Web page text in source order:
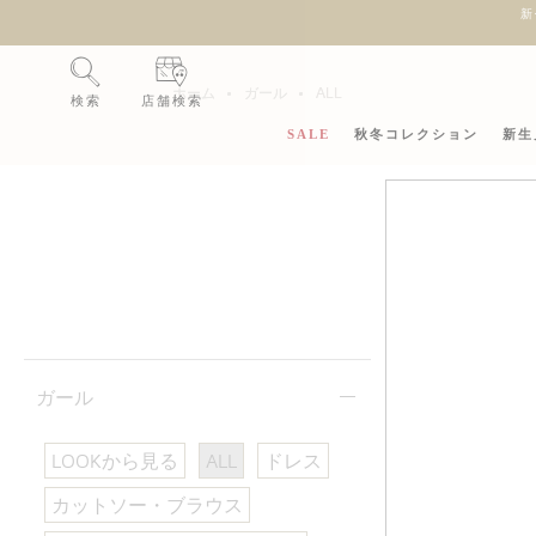
検索 店舗検索
SALE 秋冬コレクション 新
ホーム
ホーム
ガール
LOOKから見る ALL ドレス
カットソー・ブラウス